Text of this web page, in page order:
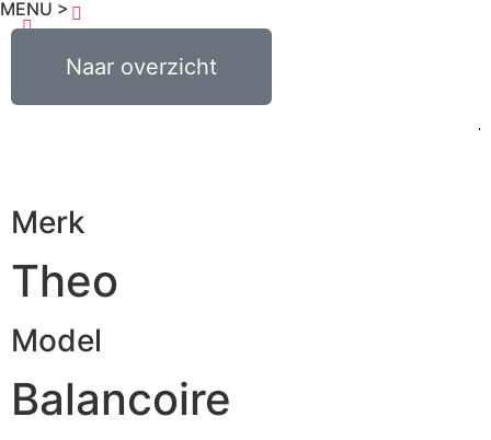
MENU >
Naar overzicht
0,00 0
Merk
Theo
Model
Balancoire